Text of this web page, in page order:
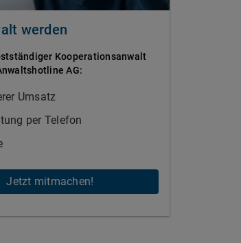
werden
Kooperationsanwalt
AG:
Umsatz
per Telefon
Jetzt mitmachen!